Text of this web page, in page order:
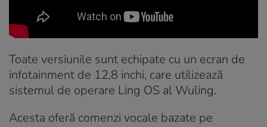
Toate versiunile sunt echipate cu un ecran de
infotainment de 12,8 inchi, care utilizează
sistemul de operare Ling OS al Wuling.
Acesta oferă comenzi vocale bazate pe